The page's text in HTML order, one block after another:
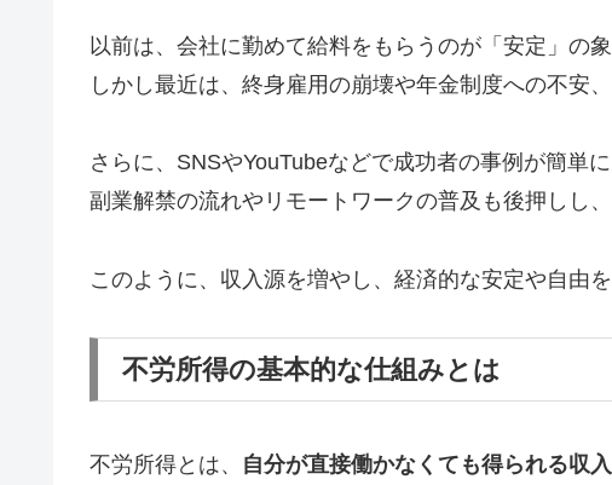
以前は、会社に勤めて給料をもらうのが「安定」の象
しかし最近は、終身雇用の崩壊や年金制度への不安
さらに、SNSやYouTubeなどで成功者の事例が簡単
副業解禁の流れやリモートワークの普及も後押しし
このように、収入源を増やし、経済的な安定や自由
不労所得の基本的な仕組みとは
不労所得とは、 自分が直接働かなくても得られる収